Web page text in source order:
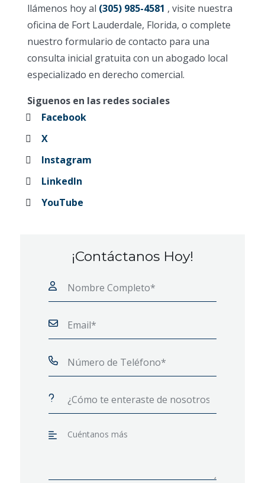
llámenos hoy al (305) 985-4581 , visite nuestra
oficina de Fort Lauderdale, Florida, o complete
nuestro formulario de contacto para una
consulta inicial gratuita con un abogado local
especializado en derecho comercial.
Siguenos en las redes sociales
Facebook
X
Instagram
LinkedIn
YouTube
¡Contáctanos Hoy!